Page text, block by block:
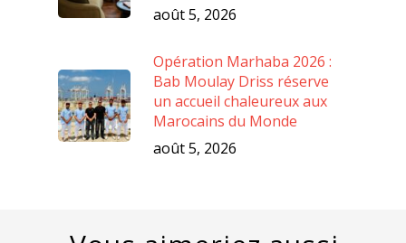
août 5, 2026
Opération Marhaba 2026 :
Bab Moulay Driss réserve
un accueil chaleureux aux
Marocains du Monde
août 5, 2026